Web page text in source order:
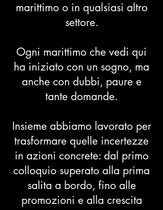
marittimo o in qualsiasi altro
settore.
Ogni marittimo che vedi qui
ha iniziato con un sogno, ma
anche con dubbi, paure e
tante domande.
Insieme abbiamo lavorato per
trasformare quelle incertezze
in azioni concrete: dal primo
colloquio superato alla prima
salita a bordo, fino alle
promozioni e alla crescita